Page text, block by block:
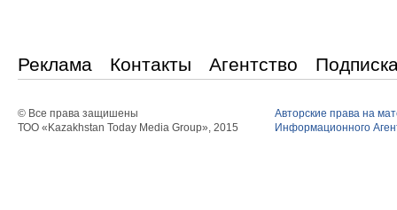
Реклама Контакты Агентство
© Все права защишены
ТОО «Kazakhstan Today Media Group», 2015
Авторские права на
Информационного